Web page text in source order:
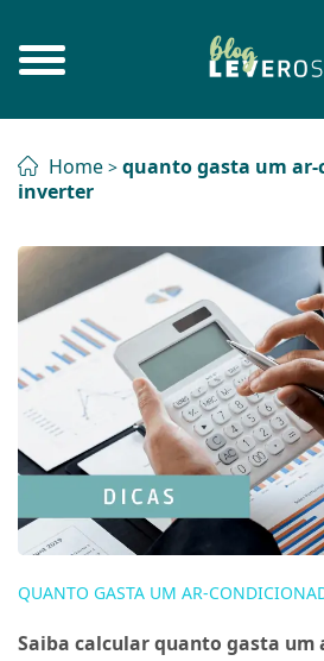
Home > quanto gasta um
inverter
QUANTO GASTA UM AR-
Saiba calcular quanto gasta um